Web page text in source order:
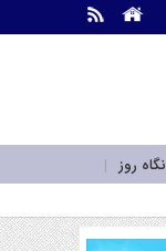
نگاه روز